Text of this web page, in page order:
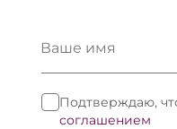
Ваше имя
Подтверждаю,
соглашением